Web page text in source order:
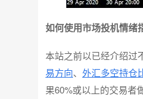
如何使用市场投机情绪
本站之前以已经介绍过
易方向、 外汇多空持仓
果60%或以上的交易者